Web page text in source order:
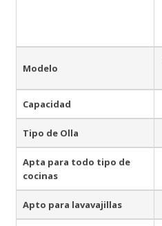
Modelo
Capacidad
Tipo de Olla
Apta para todo tipo de
cocinas
Apto para lavavajillas